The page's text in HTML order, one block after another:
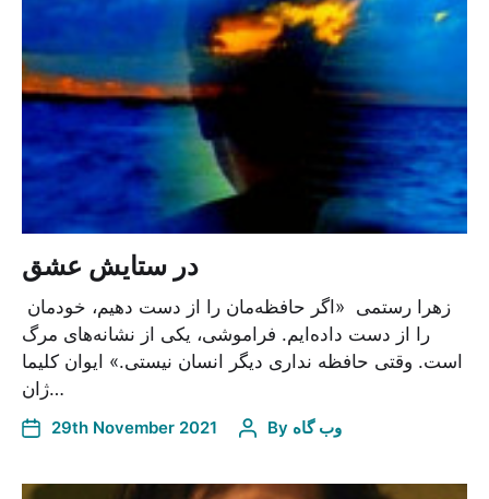
در ستایش عشق
را از دست داده‌ایم. فراموشی، یکی از نشانه‌های مرگ
است. وقتی حافظه نداری دیگر انسان نیستی.» ایوان کلیما
ژان…
29th November 2021 By وب گاه